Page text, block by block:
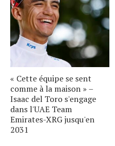
« Cette équipe se sent
comme à la maison » –
Isaac del Toro s'engage
dans l'UAE Team
Emirates-XRG jusqu'en
2031